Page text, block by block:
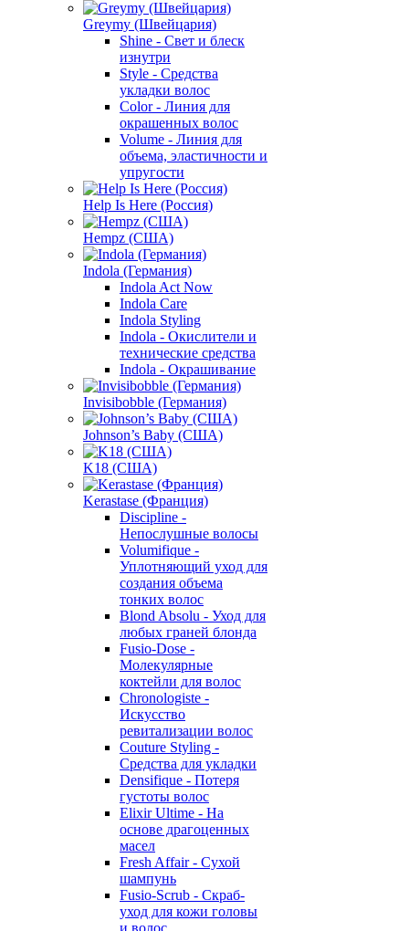
Greymy (Швейцария)
Shine - Свет и блеск
изнутри
Style - Средства
укладки волос
Color - Линия для
окрашенных волос
Volume - Линия для
объема, эластичности и
упругости
Help Is Here (Россия)
Hempz (США)
Indola (Германия)
Indola Act Now
Indola Care
Indola Styling
Indola - Окислители и
технические средства
Indola - Окрашивание
Invisibobble (Германия)
Johnson’s Baby (США)
K18 (США)
Kerastase (Франция)
Discipline -
Непослушные волосы
Volumifique -
Уплотняющий уход для
создания объема
тонких волос
Blond Absolu - Уход для
любых граней блонда
Fusio-Dose -
Молекулярные
коктейли для волос
Chronologiste -
Искусство
ревитализации волос
Couture Styling -
Средства для укладки
Densifique - Потеря
густоты волос
Elixir Ultime - На
основе драгоценных
масел
Fresh Affair - Сухой
шампунь
Fusio-Scrub - Скраб-
уход для кожи головы
и волос